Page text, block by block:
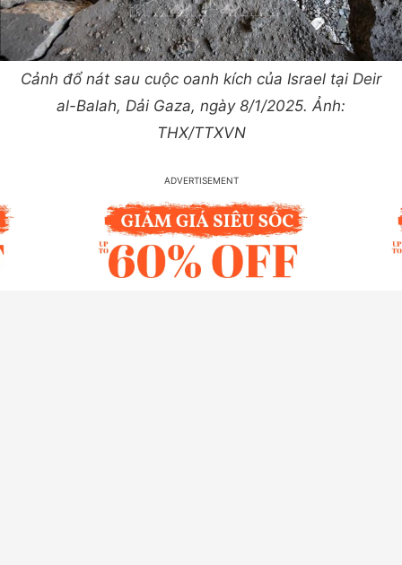
Cảnh đổ nát sau cuộc oanh kích của Israel tại Deir
al-Balah, Dải Gaza, ngày 8/1/2025. Ảnh:
THX/TTXVN